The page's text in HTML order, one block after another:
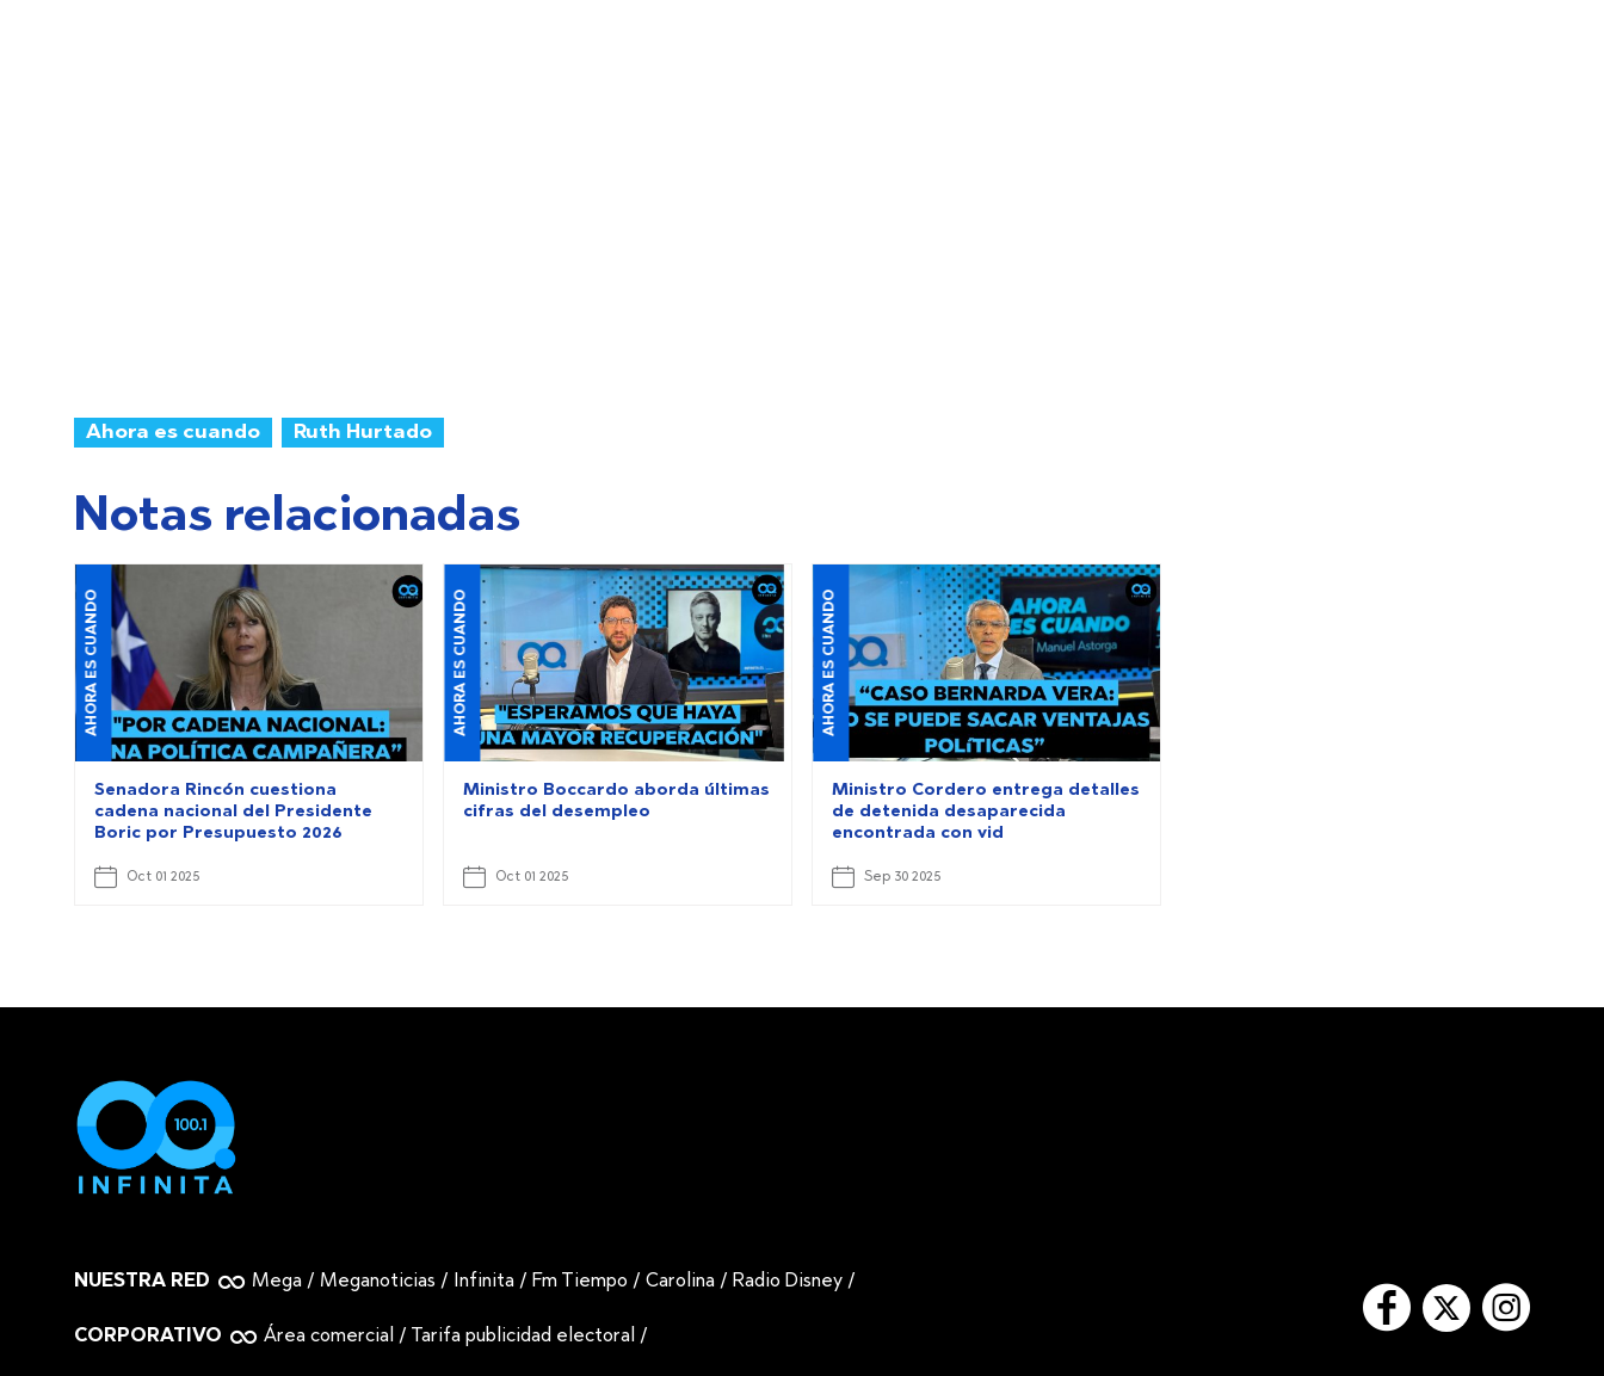
Ahora es cuando Ruth Hurtado
Notas relacionadas
AHORA ES CUANDO
Senadora Rincón cuestiona
cadena nacional del Presidente
Boric por Presupuesto 2026
Oct 01 2025
AHORA ES CUANDO
Ministro Boccardo aborda últimas
cifras del desempleo
Oct 01 2025
AHORA ES CUANDO
Ministro Cordero entrega detalles
de detenida desaparecida
encontrada con vid
Sep 30 2025
NUESTRA RED Mega / Meganoticias / Infinita / Fm Tiempo /Carolina / Radio Disney /
CORPORATIVO Área comercial / Tarifa publicidad electoral /